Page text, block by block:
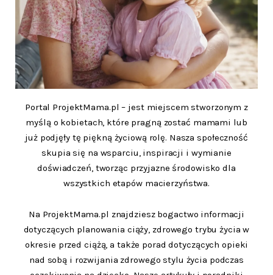
Portal ProjektMama.pl – jest miejscem stworzonym z
myślą o kobietach, które pragną zostać mamami lub
już podjęły tę piękną życiową rolę. Nasza społeczność
skupia się na wsparciu, inspiracji i wymianie
doświadczeń, tworząc przyjazne środowisko dla
wszystkich etapów macierzyństwa.
Na ProjektMama.pl znajdziesz bogactwo informacji
dotyczących planowania ciąży, zdrowego trybu życia w
okresie przed ciążą, a także porad dotyczących opieki
nad sobą i rozwijania zdrowego stylu życia podczas